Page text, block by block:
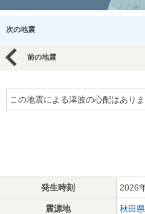
次の地震
前の地震
この地震による津波の心配はありま
発生時刻 2026
震源地 秋田